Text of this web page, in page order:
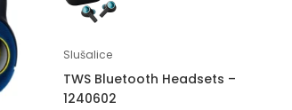
Slušalice
TWS Bluetooth Headsets –
1240602